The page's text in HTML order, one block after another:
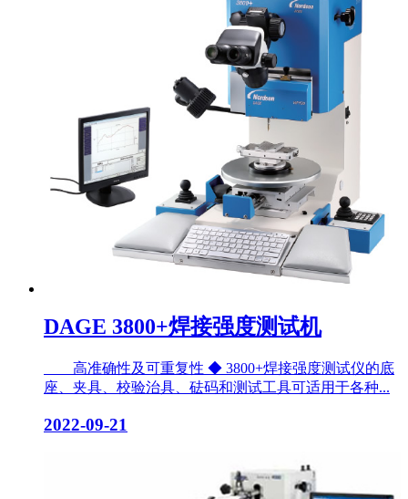
DAGE 3800+焊接强度测试机
高准确性及可重复性 ◆ 3800+焊接强度测试仪的底
座、夹具、校验治具、砝码和测试工具可适用于各种...
2022-09-21